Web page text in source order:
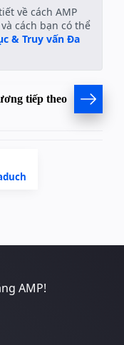
về cách AMP
cách bạn có thể
& Truy vấn Đa
tiếp theo
AMP!